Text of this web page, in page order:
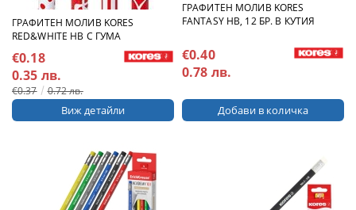
ГРАФИТЕН МОЛИВ KORES
RED&WHITE НВ С ГУМА
€0.18
0.35 лв.
€0.37 0.72 лв.
Виж детайли
ГРАФИТЕН МОЛИВ KORES
FANTASY НВ, 12 БР. В КУТИЯ
€0.40
0.78 лв.